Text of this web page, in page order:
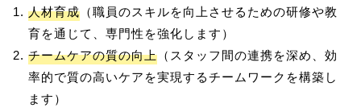
人材育成 （職員のスキルを向上させるための研修や教
育を通じて、専門性を強化します）
チームケアの質の向上 （スタッフ間の連携を深め、効
率的で質の高いケアを実現するチームワークを構築し
ます）